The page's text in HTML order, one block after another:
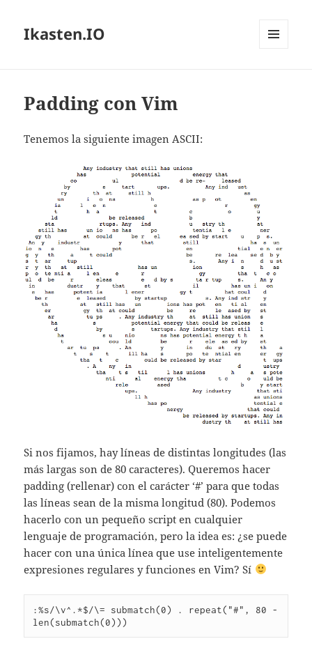
Ikasten.IO
Padding con Vim
Tenemos la siguiente imagen ASCII:
Si nos fijamos, hay líneas de distintas longitudes (las
más largas son de 80 caracteres). Queremos hacer
padding (rellenar) con el carácter ‘#’ para que todas
las líneas sean de la misma longitud (80). Podemos
hacerlo con un pequeño script en cualquier
lenguaje de programación, pero la idea es: ¿se puede
hacer con una única línea que use inteligentemente
expresiones regulares y funciones en Vim? Sí
:%s/\v^.*$/\= submatch(0) . repeat("#", 80 -